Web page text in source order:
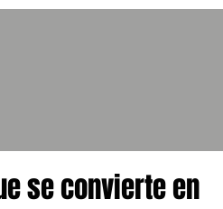
se convierte en